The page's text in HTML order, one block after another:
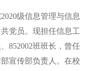
级信息管理与信息
党员。现担任信息工
852002班班长，曾任
宣传部负责人。在校